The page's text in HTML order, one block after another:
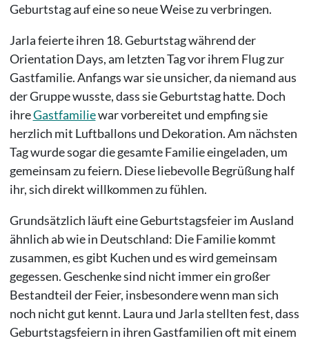
Geburtstag auf eine so neue Weise zu verbringen.
Jarla feierte ihren 18. Geburtstag während der
Orientation Days, am letzten Tag vor ihrem Flug zur
Gastfamilie. Anfangs war sie unsicher, da niemand aus
der Gruppe wusste, dass sie Geburtstag hatte. Doch
ihreGastfamiliewar vorbereitet und empfing sie
herzlich mit Luftballons und Dekoration. Am nächsten
Tag wurde sogar die gesamte Familie eingeladen, um
gemeinsam zu feiern. Diese liebevolle Begrüßung half
ihr, sich direkt willkommen zu fühlen.
​​Grundsätzlich läuft eine Geburtstagsfeier im Ausland
ähnlich ab wie in Deutschland: Die Familie kommt
zusammen, es gibt Kuchen und es wird gemeinsam
gegessen. Geschenke sind nicht immer ein großer
Bestandteil der Feier, insbesondere wenn man sich
noch nicht gut kennt. Laura und Jarla stellten fest, dass
Geburtstagsfeiern in ihren Gastfamilien oft mit einem